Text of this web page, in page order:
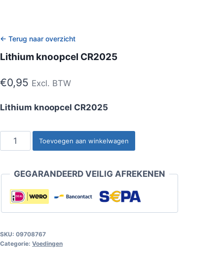
← Terug naar overzicht
Lithium knoopcel CR2025
€0,95 Excl. BTW
Lithium knoopcel CR2025
Lithium
knoopcel
aantal
Toevoegen aan winkelwagen
GEGARANDEERD VEILIG AFREKENEN
SKU: 09708767
Categorie: Voedingen